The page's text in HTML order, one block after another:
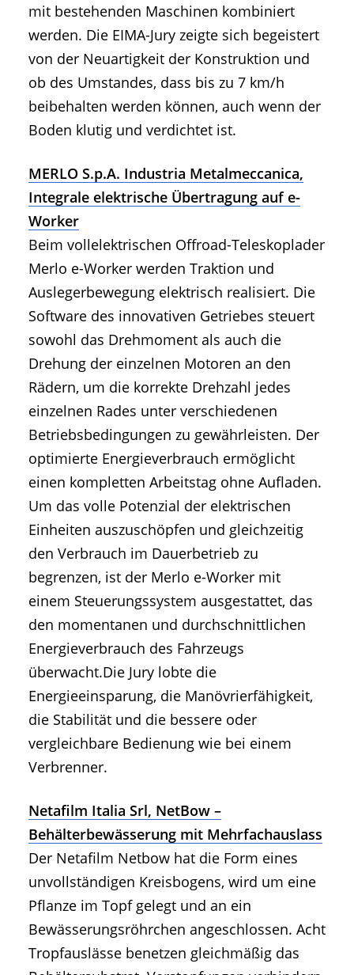
mit bestehenden Maschinen kombiniert
werden. Die EIMA-Jury zeigte sich begeistert
von der Neuartigkeit der Konstruktion und
ob des Umstandes, dass bis zu 7 km/h
beibehalten werden können, auch wenn der
Boden klutig und verdichtet ist.
MERLO S.p.A. Industria Metalmeccanica,
Integrale elektrische Übertragung auf e-
Worker
Beim vollelektrischen Offroad-Teleskoplader
Merlo e-Worker werden Traktion und
Auslegerbewegung elektrisch realisiert. Die
Software des innovativen Getriebes steuert
sowohl das Drehmoment als auch die
Drehung der einzelnen Motoren an den
Rädern, um die korrekte Drehzahl jedes
einzelnen Rades unter verschiedenen
Betriebsbedingungen zu gewährleisten. Der
optimierte Energieverbrauch ermöglicht
einen kompletten Arbeitstag ohne Aufladen.
Um das volle Potenzial der elektrischen
Einheiten auszuschöpfen und gleichzeitig
den Verbrauch im Dauerbetrieb zu
begrenzen, ist der Merlo e-Worker mit
einem Steuerungssystem ausgestattet, das
den momentanen und durchschnittlichen
Energieverbrauch des Fahrzeugs
überwacht.Die Jury lobte die
Energieeinsparung, die Manövrierfähigkeit,
die Stabilität und die bessere oder
vergleichbare Bedienung wie bei einem
Verbrenner.
Netafilm Italia Srl, NetBow –
Behälterbewässerung mit Mehrfachauslass
Der Netafilm Netbow hat die Form eines
unvollständigen Kreisbogens, wird um eine
Pflanze im Topf gelegt und an ein
Bewässerungsröhrchen angeschlossen. Acht
Tropfauslässe benetzen gleichmäßig das